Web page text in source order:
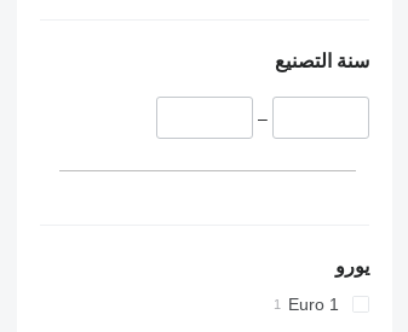
سنة التصنيع
–
يورو
Euro 1